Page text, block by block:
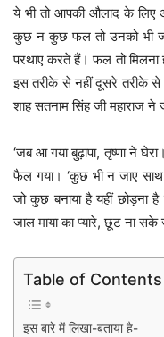
ये भी तो आपकी औलाद के लिए
कुछ न कुछ फल तो उनको भी
परथाए करते हैं। फल तो मिलना
इस तरीके से नहीं दूसरे तरीके से
शाह सतनाम सिंह जी महाराज
‘जब आ गया बुढ़ापा, तृष्णा ने
फैल गया। ‘कुछ भी न जाए साथ
जो कुछ बनाया है यहीं छोड़ना है
जाल माया का प्यारे, छूट ना सके
Table of Contents
इस बारे में लिखा-बताया है-